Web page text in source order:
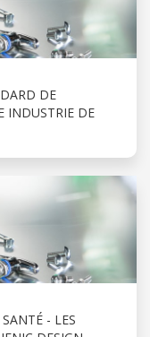
DE
INDUSTRIE DE
- LES